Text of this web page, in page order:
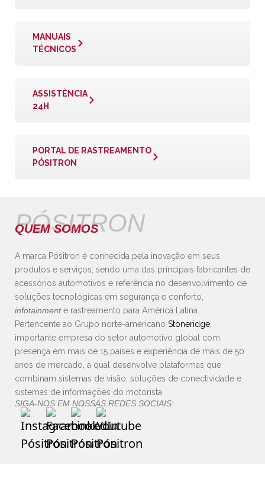
MANUAIS
TÉCNICOS
ASSISTÊNCIA
24H
PORTAL DE RASTREAMENTO
PÓSITRON
PÓSITRON
QUEM SOMOS
A marca Pósitron é conhecida pela inovação em seus
produtos e serviços, sendo uma das principais fabricantes de
acessórios automotivos e referência no desenvolvimento de
soluções tecnológicas em segurança e conforto,
infotainmente rastreamento para América Latina.
Pertencente ao Grupo norte-americano Stoneridge
importante empresa do setor automotivo global com
presença em mais de 15 países e experiência de mais de 50
anos de mercado, a qual desenvolve plataformas que
combinam sistemas de visão, soluções de conectividade e
sistemas de informações do motorista.
SIGA-NOS EM NOSSAS REDES SOCIAIS: